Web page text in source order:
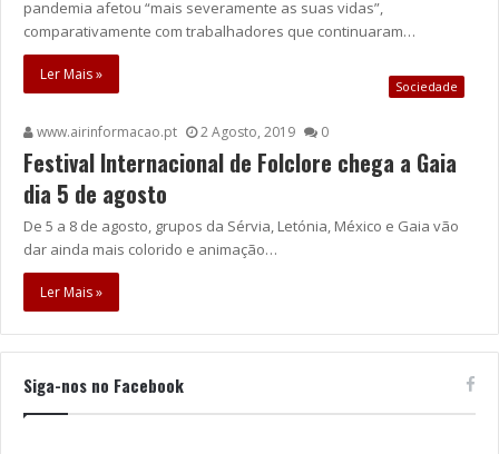
pandemia afetou “mais severamente as suas vidas”,
comparativamente com trabalhadores que continuaram…
Ler Mais »
Sociedade
www.airinformacao.pt 2 Agosto, 2019 0
Festival Internacional de Folclore chega a Gaia
dia 5 de agosto
De 5 a 8 de agosto, grupos da Sérvia, Letónia, México e Gaia vão
dar ainda mais colorido e animação…
Ler Mais »
Siga-nos no Facebook